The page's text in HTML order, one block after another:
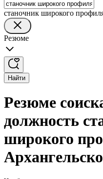
станочник широкого
Резюме
Найти
Резюме
должность
широкого